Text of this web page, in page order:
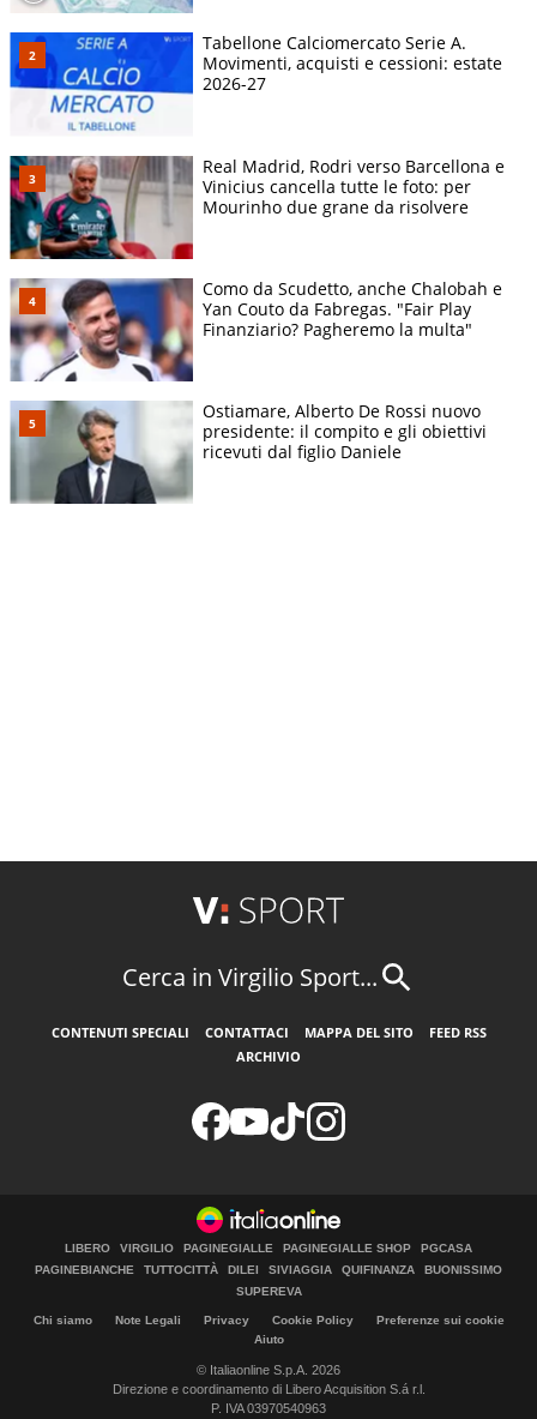
Tabellone Calciomercato Serie A.
Movimenti, acquisti e cessioni: estate
2026-27
Real Madrid, Rodri verso Barcellona e
Vinicius cancella tutte le foto: per
Mourinho due grane da risolvere
Como da Scudetto, anche Chalobah e
Yan Couto da Fabregas. "Fair Play
Finanziario? Pagheremo la multa"
Ostiamare, Alberto De Rossi nuovo
presidente: il compito e gli obiettivi
ricevuti dal figlio Daniele
Cerca in Virgilio Sport...
CONTENUTI SPECIALI CONTATTACI MAPPA DEL SITO
FEED RSS
ARCHIVIO
LIBERO VIRGILIO PAGINEGIALLE PAGINEGIALLE SHOP
PGCASA
PAGINEBIANCHE
TUTTOCITTÀ DILEI SIVIAGGIA QUIFINANZA
BUONISSIMO
SUPEREVA
Chi siamo Note Legali Privacy Cookie Policy
Preferenze sui cookie
Aiuto
© Italiaonline S.p.A. 2026
Direzione e coordinamento di Libero Acquisition S.á r.l.
P. IVA 03970540963